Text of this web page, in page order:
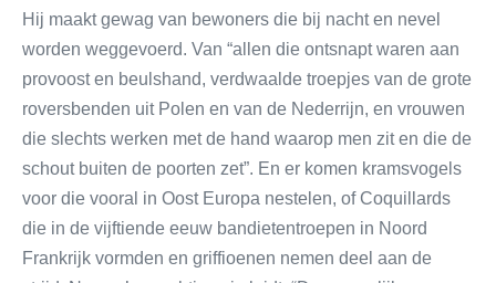
Hij maakt gewag van bewoners die bij nacht en nevel
worden weggevoerd. Van “allen die ontsnapt waren aan
provoost en beulshand, verdwaalde troepjes van de grote
roversbenden uit Polen en van de Nederrijn, en vrouwen
die slechts werken met de hand waarop men zit en die de
schout buiten de poorten zet”. En er komen kramsvogels
voor die vooral in Oost Europa nestelen, of Coquillards
die in de vijftiende eeuw bandietentroepen in Noord
Frankrijk vormden en griffioenen nemen deel aan de